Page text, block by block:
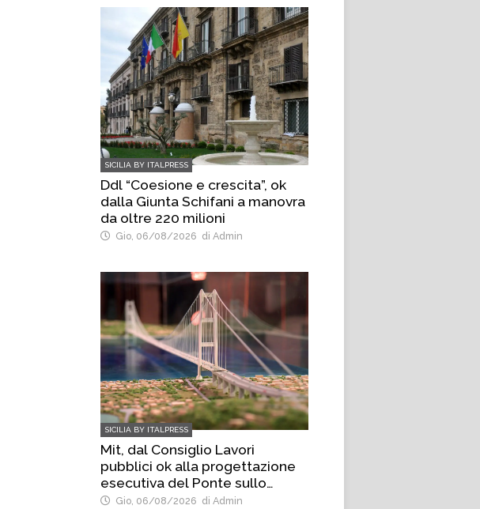
SICILIA BY ITALPRESS
Ddl “Coesione e crescita”, ok
dalla Giunta Schifani a manovra
da oltre 220 milioni
Gio, 06/08/2026 di Admin
SICILIA BY ITALPRESS
Mit, dal Consiglio Lavori
pubblici ok alla progettazione
esecutiva del Ponte sullo
Stretto
Gio, 06/08/2026 di Admin